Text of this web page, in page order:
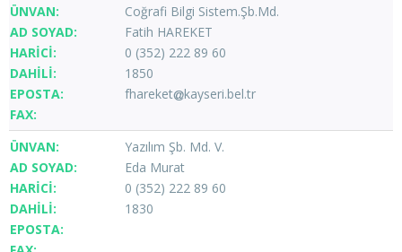
Coğrafi Bilgi Sistem.Şb.Md.
Fatih HAREKET
0 (352) 222 89 60
1850
fhareket
kayseri.bel.tr
Yazılım Şb. Md. V.
Eda Murat
0 (352) 222 89 60
1830